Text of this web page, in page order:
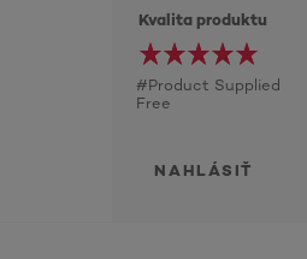
Kvalita produktu
#Product Supplied
Free
NAHLÁSIŤ